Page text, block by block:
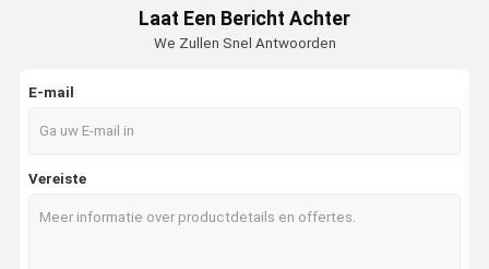
Huis
Laat Een Bericht Achter
We Zullen Snel Antwoorden
E-mail
Vereiste